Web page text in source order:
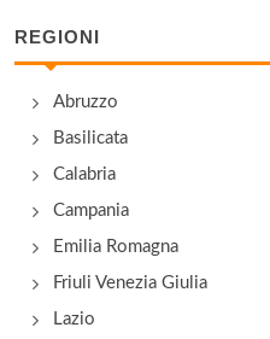
Consolato del Madagascar
via Ariberto 15, Milano
REGIONI
Abruzzo
Basilicata
Calabria
Campania
Emilia Romagna
Friuli Venezia Giulia
Lazio